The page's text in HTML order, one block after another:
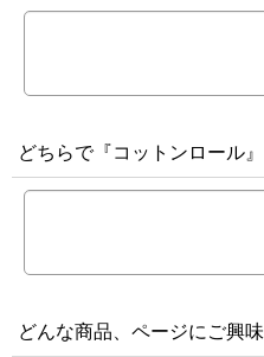
どちらで『コットンロール
どんな商品、ページにご興